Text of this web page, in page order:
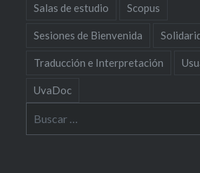
Salas de estudio Scopus
Sesiones de Bienvenida
Traducción e Interpretación
UvaDoc